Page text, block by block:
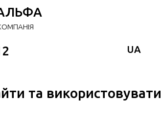
UA
та використовувати